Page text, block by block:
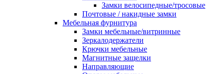
Замки велосипедные/тросовые
Почтовые / накидные замки
Мебельная фурнитура
Замки мебельные/витринные
Зеркалодержатели
Крючки мебельные
Магнитные защелки
Направляющие